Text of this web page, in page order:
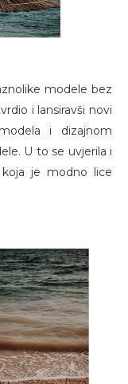
modele bez
i lansiravši novi
i dizajnom
U to se uvjerila i
koja je modno lice